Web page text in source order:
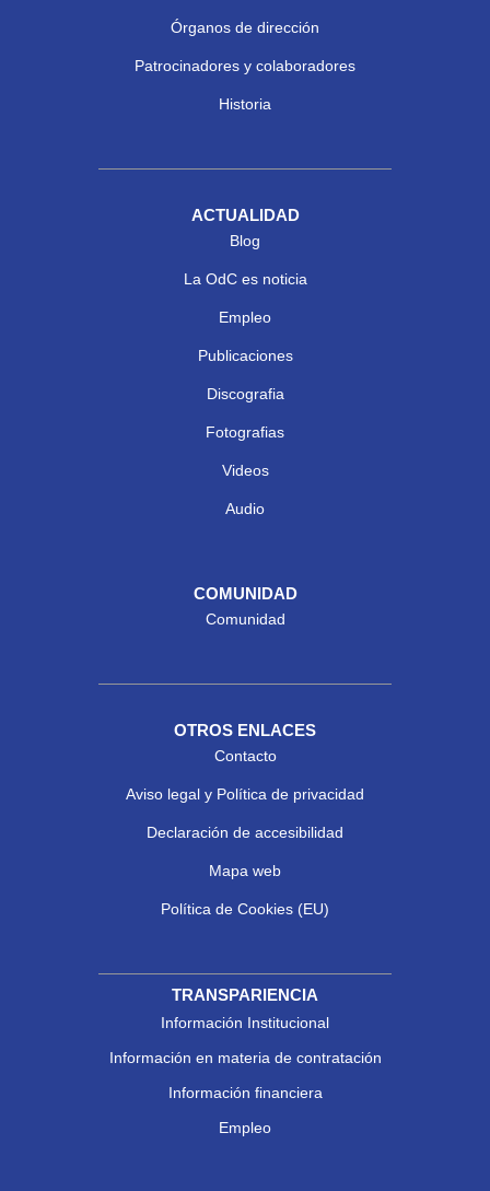
Órganos de dirección
Patrocinadores y colaboradores
Historia
ACTUALIDAD
Blog
La OdC es noticia
Empleo
Publicaciones
Discografia
Fotografias
Videos
Audio
COMUNIDAD
Comunidad
OTROS ENLACES
Contacto
Aviso legal y Política de privacidad
Declaración de accesibilidad
Mapa web
Política de Cookies (EU)
TRANSPARIENCIA
Información Institucional
Información en materia de contratación
Información financiera
Empleo